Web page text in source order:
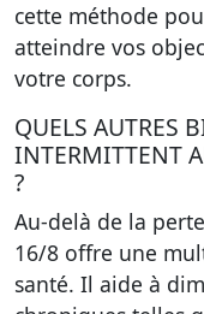
cette méthode
atteindre vos
votre corps.
QUELS AUTRES
INTERMITTENT
?
Au-delà de la
16/8 offre une
santé. Il aide à